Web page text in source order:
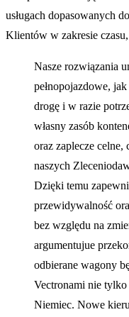
usługach dopasowanych
Klientów w zakresie
Nasze rozwiązania
pełnopojazdowe,
drogę i w razie
własny zasób
oraz zaplecze celne,
naszych
Dzięki temu
przewidywalność
bez względu na
argumentujue
odbierane wagony
Vectronami nie tylko
Niemiec. Nowe